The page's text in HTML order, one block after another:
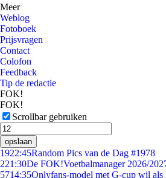
Meer
Weblog
Fotoboek
Prijsvragen
Contact
Colofon
Feedback
Tip de redactie
FOK!
FOK!
Scrollbar gebruiken
opslaan
1922:45Random Pics van de Dag #1978
221:30De FOK!Voetbalmanager 2026/
5714:35Onlyfans-model met G-cup wil als